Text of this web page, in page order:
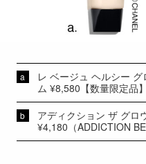
レ ベージュ ヘルシー
ム ¥8,580【数量限定品
アディクション ザ グロ
¥4,180（ADDICTION